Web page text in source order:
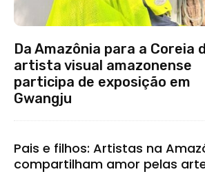
Da Amazônia para a Coreia
artista visual amazonense
participa de exposição em
Gwangju
Pais e filhos: Artistas na
compartilham amor pelas